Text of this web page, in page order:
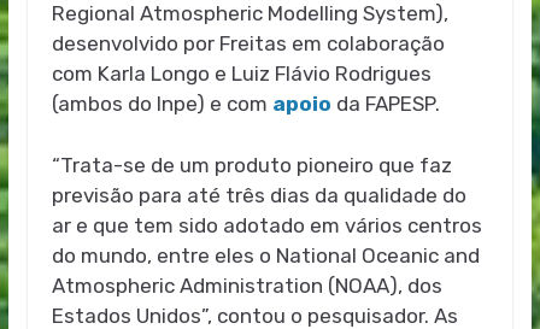
Regional Atmospheric Modelling System),
desenvolvido por Freitas em colaboração
com Karla Longo e Luiz Flávio Rodrigues
(ambos do Inpe) e com apoio da FAPESP.
“Trata-se de um produto pioneiro que faz
previsão para até três dias da qualidade do
ar e que tem sido adotado em vários centros
do mundo, entre eles o National Oceanic and
Atmospheric Administration (NOAA), dos
Estados Unidos”, contou o pesquisador. As